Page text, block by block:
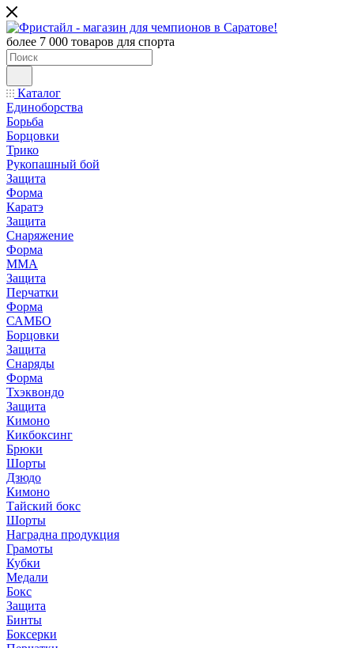
более 7 000 товаров для спорта
Каталог
Единоборства
Борьба
Борцовки
Трико
Рукопашный бой
Защита
Форма
Каратэ
Защита
Снаряжение
Форма
ММА
Защита
Перчатки
Форма
САМБО
Борцовки
Защита
Снаряды
Форма
Тхэквондо
Защита
Кимоно
Кикбоксинг
Брюки
Шорты
Дзюдо
Кимоно
Тайский бокс
Шорты
Наградна продукция
Грамоты
Кубки
Медали
Бокс
Защита
Бинты
Боксерки